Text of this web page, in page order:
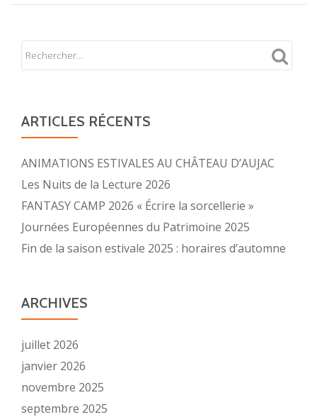
de
Lecture
ARTICLES RÉCENTS
ANIMATIONS ESTIVALES AU CHÂTEAU D’AUJAC
Les Nuits de la Lecture 2026
FANTASY CAMP 2026 « Écrire la sorcellerie »
Journées Européennes du Patrimoine 2025
Fin de la saison estivale 2025 : horaires d’automne
ARCHIVES
juillet 2026
janvier 2026
novembre 2025
septembre 2025